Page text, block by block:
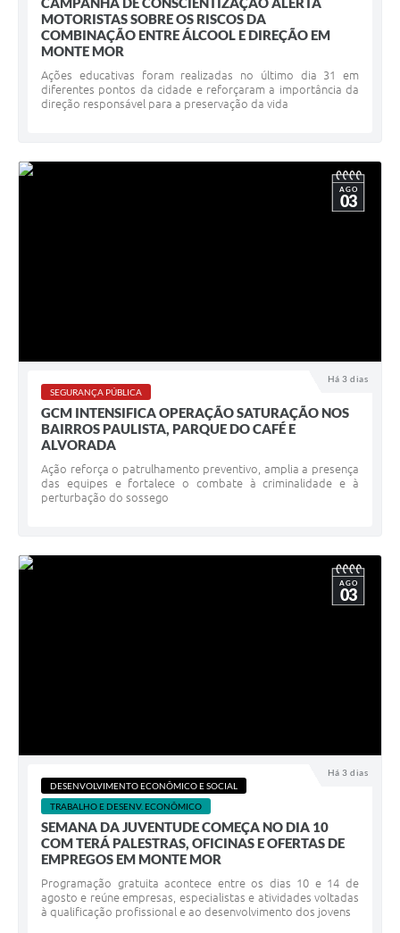
MOTORISTAS SOBRE OS RISCOS DA
COMBINAÇÃO ENTRE ÁLCOOL E DIREÇÃO EM
MONTE MOR
Ações educativas foram realizadas no último dia 31 em
diferentes pontos da cidade e reforçaram a importância da
direção responsável para a preservação da vida
Há 3 dias
AGO
03
SEGURANÇA PÚBLICA
GCM INTENSIFICA OPERAÇÃO SATURAÇÃO NOS
BAIRROS PAULISTA, PARQUE DO CAFÉ E
ALVORADA
Ação reforça o patrulhamento preventivo, amplia a presença
das equipes e fortalece o combate à criminalidade e à
perturbação do sossego
Há 3 dias
AGO
03
DESENVOLVIMENTO ECONÔMICO E SOCIAL
TRABALHO E DESENV. ECONÔMICO
SEMANA DA JUVENTUDE COMEÇA NO DIA 10
COM TERÁ PALESTRAS, OFICINAS E OFERTAS DE
EMPREGOS EM MONTE MOR
Programação gratuita acontece entre os dias 10 e 14 de
agosto e reúne empresas, especialistas e atividades voltadas
à qualificação profissional e ao desenvolvimento dos jovens